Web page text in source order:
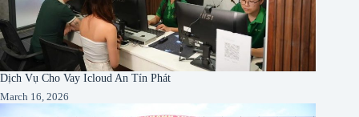
Dịch Vụ Cho Vay Icloud An Tín Phát
March 16, 2026